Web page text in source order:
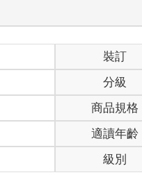
裝訂
分級
商品規格
適讀年齡
級別